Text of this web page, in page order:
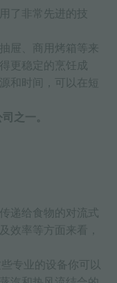
了非常先进的技
屉、商用烤箱等来
更稳定的烹饪成
和时间，可以在短
之一。
递给食物的对流式
效率等方面来看，
专业的设备你可以